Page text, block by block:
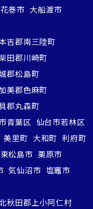
花巻市 大船渡市
吉郡南三陸町
田郡川崎町
郡松島町
美郡色麻町
郡丸森町
青葉区 仙台市若林区
美里町 大和町 利府町
東松島市 栗原市
気仙沼市 塩竈市
秋田郡上小阿仁村